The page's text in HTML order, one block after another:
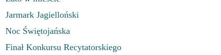
Jarmark Jagielloński
Noc Świętojańska
Finał Konkursu Recytatorskiego